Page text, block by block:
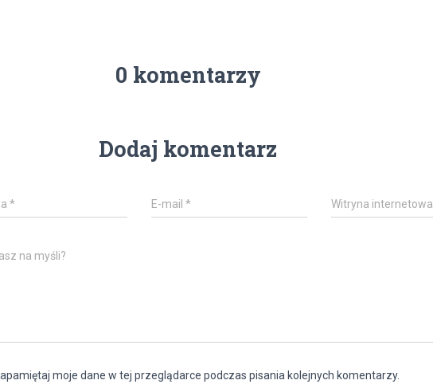
0 komentarzy
Dodaj komentarz
* E-mail* Witryna internetowa
na myśli?
moje dane w tej przeglądarce podczas pisania kolejnych komentarzy.